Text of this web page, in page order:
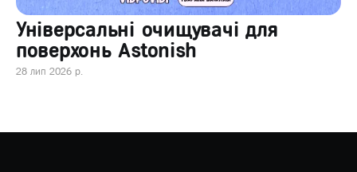
Універсальні очищувачі для
поверхонь Astonish
28 лип 2026 р.